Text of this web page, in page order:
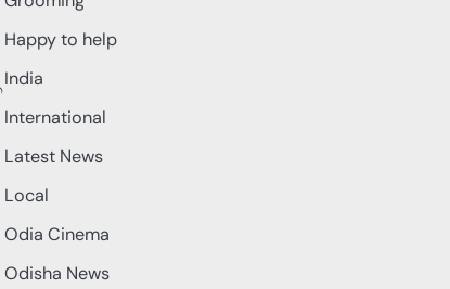
Happy to help
India
International
Latest News
Local
Odia Cinema
Odisha News